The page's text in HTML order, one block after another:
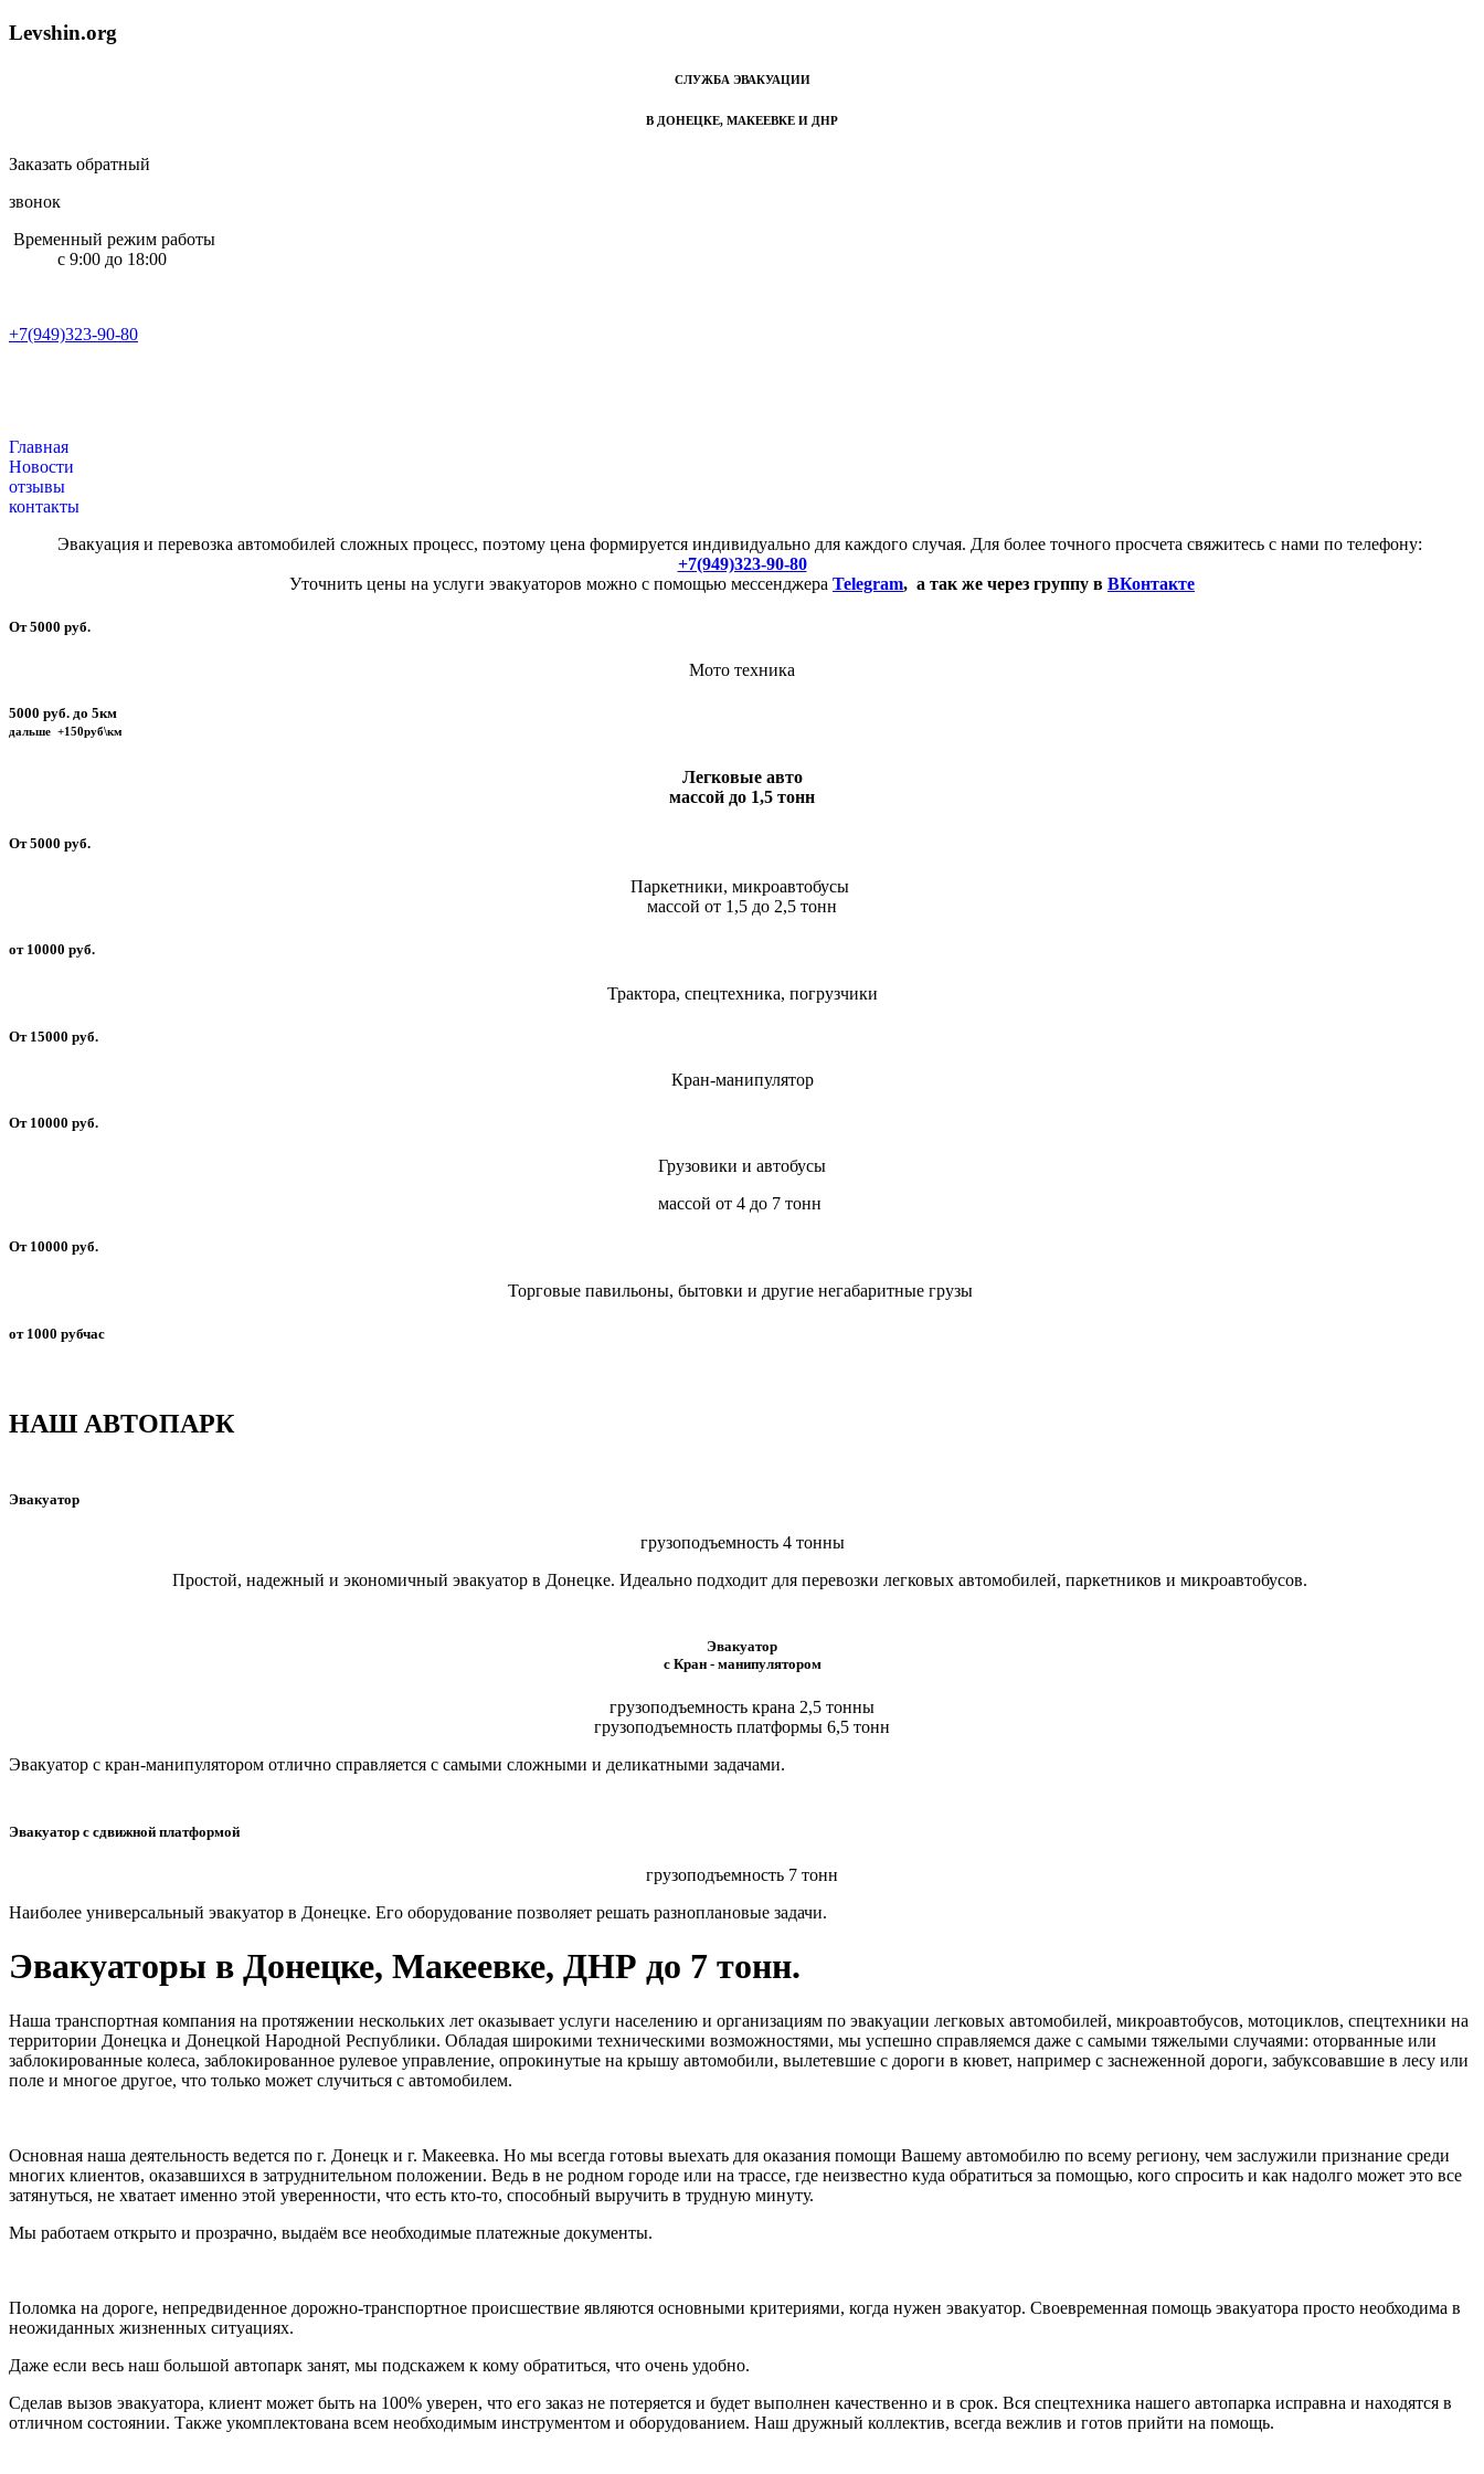
Levshin.org
СЛУЖБА ЭВАКУАЦИИ
В ДОНЕЦКЕ, МАКЕЕВКЕ И ДНР
Заказать обратный
звонок
Временный режим работы
с 9:00 до 18:00
+7(949)323-90-80
Главная
Новости
отзывы
контакты
Эвакуация и перевозка автомобилей сложных процесс, поэтому цена формируется индивидуально для каждого случая. Для более точного просчета свяжитесь с нами по телефону:
+7(949)323-90-80
Уточнить цены на услуги эвакуаторов можно с помощью мессенджера Telegram, а так же через группу в ВКонтакте
От 5000 руб.
Мото техника
5000 руб. до 5км
дальше +150руб\км
Легковые авто
массой до 1,5 тонн
От 5000 руб.
Паркетники, микроавтобусы
массой от 1,5 до 2,5 тонн
от 10000 руб.
Трактора, спецтехника, погрузчики
От 15000 руб.
Кран-манипулятор
От 10000 руб.
Грузовики и автобусы
массой от 4 до 7 тонн
От 10000 руб.
Торговые павильоны, бытовки и другие негабаритные грузы
от 1000 рубчас
НАШ АВТОПАРК
Эвакуатор
грузоподъемность 4 тонны
Простой, надежный и экономичный эвакуатор в Донецке. Идеально подходит для перевозки легковых автомобилей, паркетников и микроавтобусов.
Эвакуатор
с Кран - манипулятором
грузоподъемность крана 2,5 тонны
грузоподъемность платформы 6,5 тонн
Эвакуатор с кран-манипулятором отлично справляется с самыми сложными и деликатными задачами.
Эвакуатор с сдвижной платформой
грузоподъемность 7 тонн
Наиболее универсальный эвакуатор в Донецке. Его оборудование позволяет решать разноплановые задачи.
Эвакуаторы в Донецке, Макеевке, ДНР до 7 тонн.
Наша транспортная компания на протяжении нескольких лет оказывает услуги населению и организациям по эвакуации легковых автомобилей, микроавтобусов, мотоциклов, спецтехники на
территории Донецка и Донецкой Народной Республики. Обладая широкими техническими возможностями, мы успешно справляемся даже с самыми тяжелыми случаями: оторванные или
заблокированные колеса, заблокированное рулевое управление, опрокинутые на крышу автомобили, вылетевшие с дороги в кювет, например с заснеженной дороги, забуксовавшие в лесу или
поле и многое другое, что только может случиться с автомобилем.
Основная наша деятельность ведется по г. Донецк и г. Макеевка. Но мы всегда готовы выехать для оказания помощи Вашему автомобилю по всему региону, чем заслужили признание среди
многих клиентов, оказавшихся в затруднительном положении. Ведь в не родном городе или на трассе, где неизвестно куда обратиться за помощью, кого спросить и как надолго может это все
затянуться, не хватает именно этой уверенности, что есть кто-то, способный выручить в трудную минуту.
Мы работаем открыто и прозрачно, выдаём все необходимые платежные документы.
Поломка на дороге, непредвиденное дорожно-транспортное происшествие являются основными критериями, когда нужен эвакуатор. Своевременная помощь эвакуатора просто необходима в
неожиданных жизненных ситуациях.
Даже если весь наш большой автопарк занят, мы подскажем к кому обратиться, что очень удобно.
Сделав вызов эвакуатора, клиент может быть на 100% уверен, что его заказ не потеряется и будет выполнен качественно и в срок. Вся спецтехника нашего автопарка исправна и находятся в
отличном состоянии. Также укомплектована всем необходимым инструментом и оборудованием. Наш дружный коллектив, всегда вежлив и готов прийти на помощь.